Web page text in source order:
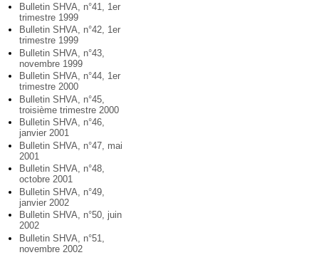
Bulletin SHVA, n°41, 1er
trimestre 1999
Bulletin SHVA, n°42, 1er
trimestre 1999
Bulletin SHVA, n°43,
novembre 1999
Bulletin SHVA, n°44, 1er
trimestre 2000
Bulletin SHVA, n°45,
troisième trimestre 2000
Bulletin SHVA, n°46,
janvier 2001
Bulletin SHVA, n°47, mai
2001
Bulletin SHVA, n°48,
octobre 2001
Bulletin SHVA, n°49,
janvier 2002
Bulletin SHVA, n°50, juin
2002
Bulletin SHVA, n°51,
novembre 2002